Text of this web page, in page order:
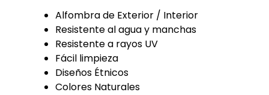
Alfombra de Exterior / Interior
Resistente al agua y manchas
Resistente a rayos UV
Fácil limpieza
Diseños Étnicos
Colores Naturales